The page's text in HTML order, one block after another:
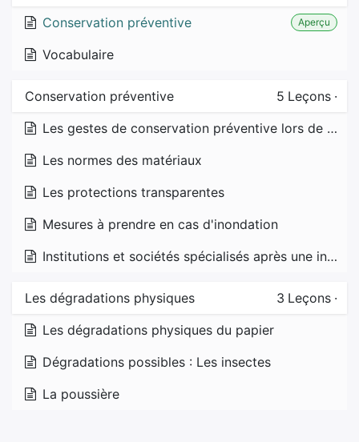
Conservation préventive
Aperçu
Vocabulaire
Conservation préventive 5 Leçons ·
Les gestes de conservation préventive lors de classement/reconditionnement
Les normes des matériaux
Les protections transparentes
Mesures à prendre en cas d'inondation
Institutions et sociétés spécialisés après une inondation
Les dégradations physiques 3 Leçons ·
Les dégradations physiques du papier
Dégradations possibles : Les insectes
La poussière